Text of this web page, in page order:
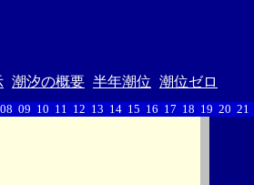
潮汐の概要 半年潮位 潮位ゼロ
08 09 10 11 12 13 14 15 16 17 18 19 20 21